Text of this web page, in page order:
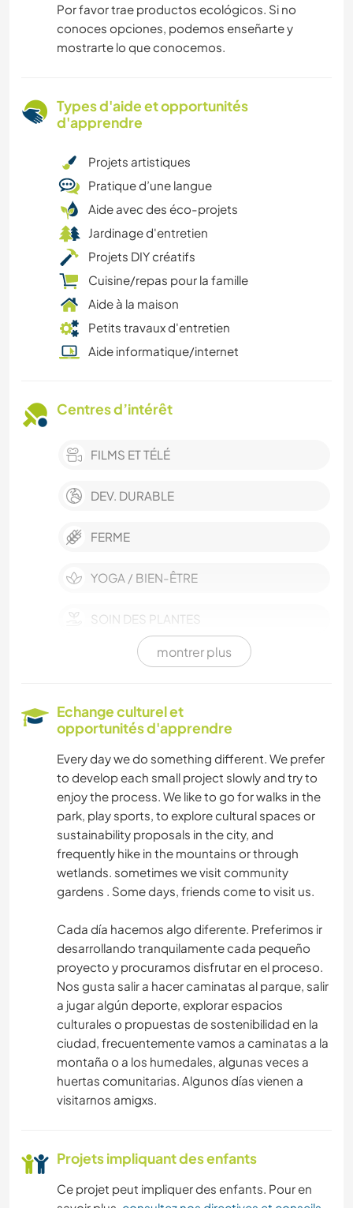
Por favor trae productos ecológicos. Si no
conoces opciones, podemos enseñarte y
mostrarte lo que conocemos.
Types d'aide et opportunités
d'apprendre
Projets artistiques
Pratique d’une langue
Aide avec des éco-projets
Jardinage d'entretien
Projets DIY créatifs
Cuisine/repas pour la famille
Aide à la maison
Petits travaux d'entretien
Aide informatique/internet
Centres d’intérêt
FILMS ET TÉLÉ
DEV. DURABLE
FERME
YOGA / BIEN-ÊTRE
SOIN DES PLANTES
PHOTOGRAPHIE
BRICOLAGE / ARTISANAT
CUISINE ET ALIMENTATION
MENUISERIE
ARCHITECTURE
SPORTS D'ÉQUIPE
ACTIVITÉS EN PLEIN AIR
NATURE
MONTAGNE
RANDONNÉE
CYCLISME
montrer plus
Echange culturel et
opportunités d'apprendre
Every day we do something different. We prefer
to develop each small project slowly and try to
enjoy the process. We like to go for walks in the
park, play sports, to explore cultural spaces or
sustainability proposals in the city, and
frequently hike in the mountains or through
wetlands. sometimes we visit community
gardens . Some days, friends come to visit us.
Cada día hacemos algo diferente. Preferimos ir
desarrollando tranquilamente cada pequeño
proyecto y procuramos disfrutar en el proceso.
Nos gusta salir a hacer caminatas al parque, salir
a jugar algún deporte, explorar espacios
culturales o propuestas de sostenibilidad en la
ciudad, frecuentemente vamos a caminatas a la
montaña o a los humedales, algunas veces a
huertas comunitarias. Algunos días vienen a
visitarnos amigxs.
Projets impliquant des enfants
Ce projet peut impliquer des enfants. Pour en